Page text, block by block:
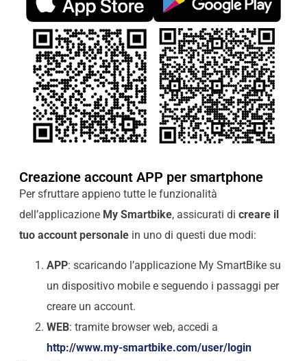
Creazione account APP per smartphone
Per sfruttare appieno tutte le funzionalità
dell’applicazione My Smartbike, assicurati di creare il
tuo account personalein uno di questi due modi:
APP: scaricando l’applicazione My SmartBike su
un dispositivo mobile e seguendo i passaggi per
creare un account.
WEB: tramite browser web, accedi a
http://www.my-smartbike.com/user/login